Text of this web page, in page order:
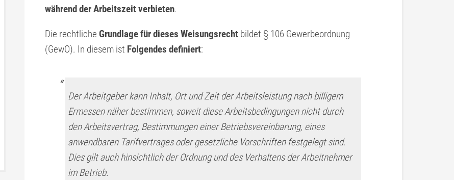
während der Arbeitszeit verbieten.
Die rechtliche Grundlage für dieses Weisungsrecht bildet § 106 Gewerbeordnung
(GewO). In diesem ist Folgendes definiert:
Der Arbeitgeber kann Inhalt, Ort und Zeit der Arbeitsleistung nach billigem
Ermessen näher bestimmen, soweit diese Arbeitsbedingungen nicht durch
den Arbeitsvertrag, Bestimmungen einer Betriebsvereinbarung, eines
anwendbaren Tarifvertrages oder gesetzliche Vorschriften festgelegt sind.
Dies gilt auch hinsichtlich der Ordnung und des Verhaltens der Arbeitnehmer
im Betrieb.